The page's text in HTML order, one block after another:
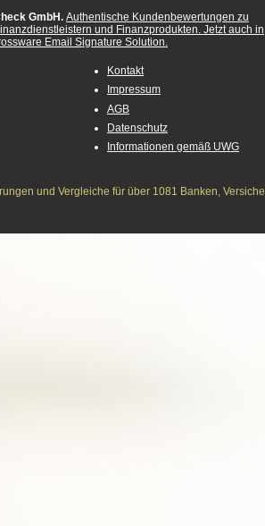
GmbH. Authentische Kundenbewertungen zu
und Finanzprodukten. Jetzt auch in
Email Signature Solution.
Kontakt
Impressum
AGB
Datenschutz
Informationen gemäß UWG
und Vergleiche für über 1081 Banken,